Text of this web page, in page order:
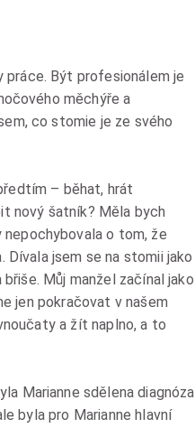
práce. Být profesionálem je
měchýře a
co stomie je ze svého
– běhat, hrát
nový šatník? Měla bych
o tom, že
jsem se na stomii jako
Můj manžel začínal jako
jen pokračovat v našem
a žít naplno, a to
Marianne sdělena diagnóza
byla pro Marianne hlavní